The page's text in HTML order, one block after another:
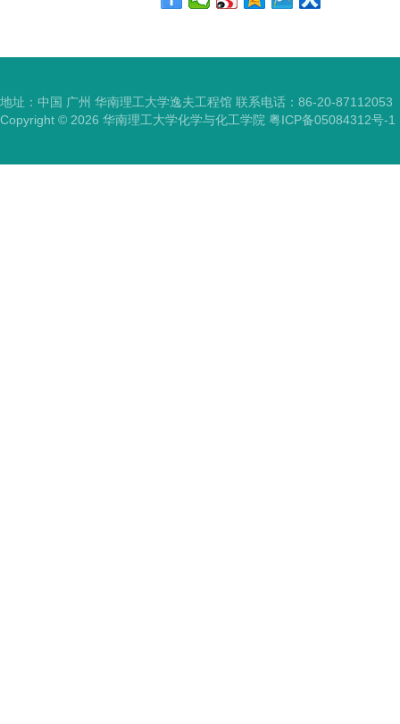
地址：中国 广州 华南理工大学逸夫工程馆 联系电话：86-20-87112053
Copyright © 2026 华南理工大学化学与化工学院 粤ICP备05084312号-1